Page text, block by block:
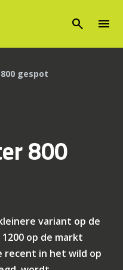
search menu
gespot
800
variant op de
op de markt
recent in het wild op